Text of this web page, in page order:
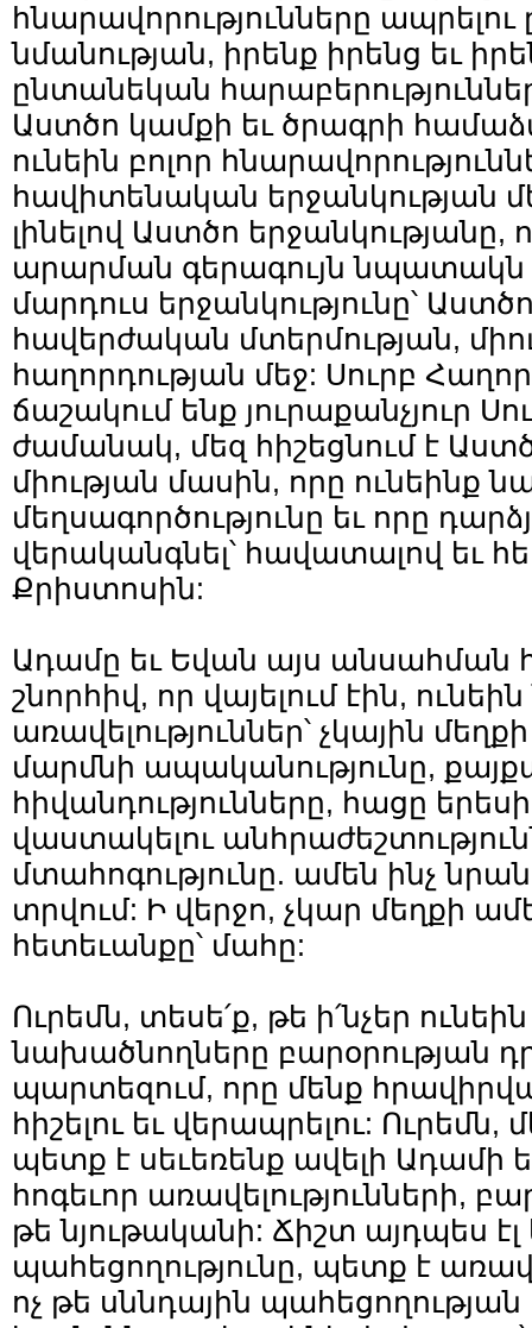
հնարավորությունները
նմանության, իրենք իրենց եւ
ընտանեկան
Աստծո կամքի եւ ծրագրի
ունեին բոլոր
հավիտենական երջանկության
լինելով Աստծո երջանկությանը,
արարման գերագույն նպատակն
մարդուս երջանկությունը՝
հավերժական մտերմության,
հաղորդության մեջ: Սուրբ
ճաշակում ենք յուրաքանչյուր
ժամանակ, մեզ հիշեցնում է
միության մասին, որը ունեինք
մեղսագործությունը եւ որը
վերականգնել՝ հավատալով եւ
Քրիստոսին:
Ադամը եւ Եվան այս անսահման
շնորհիվ, որ վայելում էին,
առավելություններ՝ չկային
մարմնի ապականությունը,
հիվանդությունները, հացը
վաստակելու
մտահոգությունը. ամեն ինչ
տրվում: Ի վերջո, չկար մեղքի
հետեւանքը՝ մահը:
Ուրեմն, տեսե՛ք, թե ի՛նչեր
նախածնողները բարօրության
պարտեզում, որը մենք
հիշելու եւ վերապրելու: Ուրեմն,
պետք է սեւեռենք ավելի Ադամի
հոգեւոր առավելությունների,
թե նյութականի: Ճիշտ այդպես էլ
պահեցողությունը, պետք է
ոչ թե սննդային